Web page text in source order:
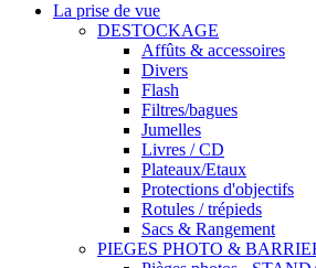
La prise de vue
DESTOCKAGE
Affûts & accessoires
Divers
Flash
Filtres/bagues
Jumelles
Livres / CD
Plateaux/Etaux
Protections d'objectifs
Rotules / trépieds
Sacs & Rangement
PIEGES PHOTO &